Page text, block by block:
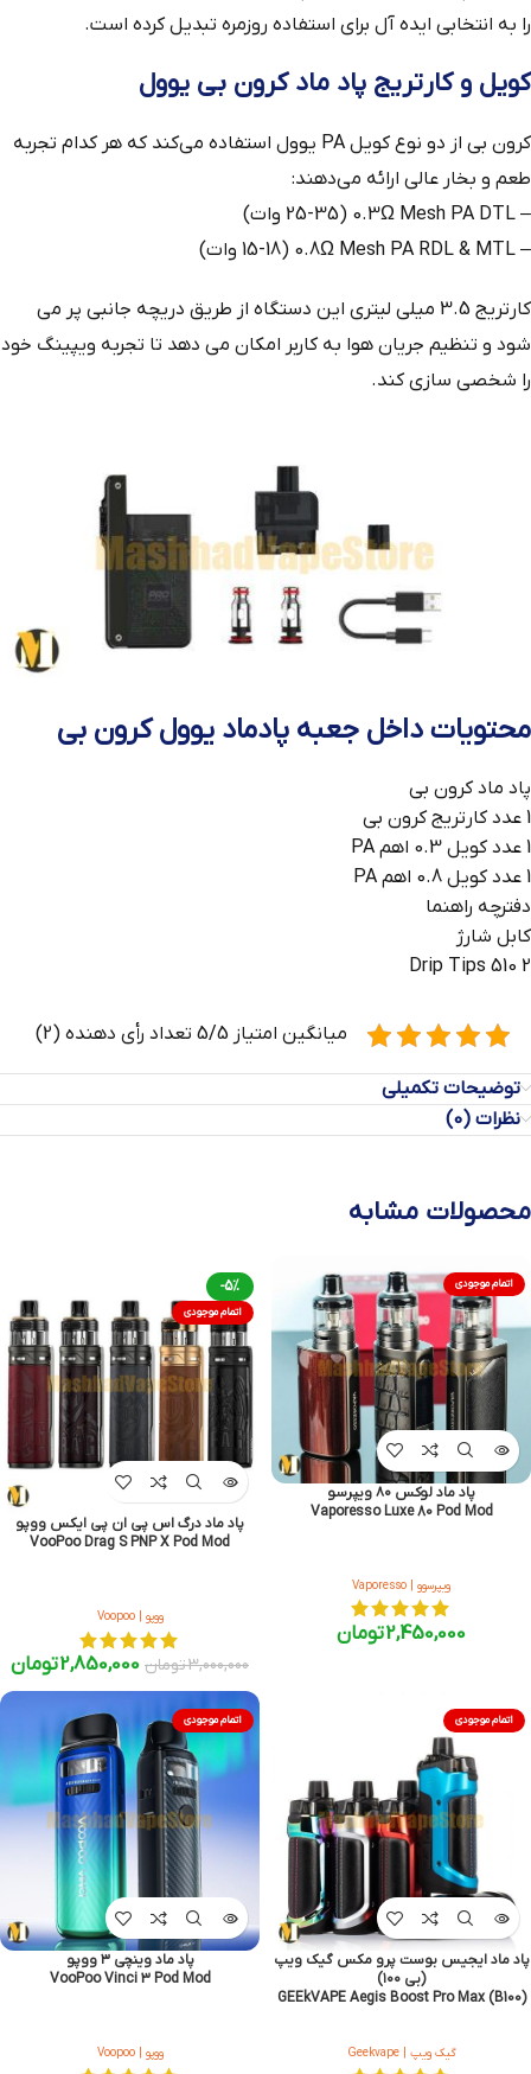
را به انتخابی ایده‌ آل برای استفاده روزمره تبدیل کرده است.
کویل و کارتریج پاد ماد کرون بی یوول
کرون بی از دو نوع کویل PA یوول استفاده می‌کند که هر کدام تجربه
طعم و بخار عالی ارائه می‌دهند:
– 0.3Ω Mesh PA DTL (25-35 وات)
– 0.8Ω Mesh PA RDL & MTL (15-18 وات)
کارتریج 3.5 میلی‌ لیتری این دستگاه از طریق دریچه جانبی پر می‌
شود و تنظیم جریان هوا به کاربر امکان می‌ دهد تا تجربه ویپینگ خود
را شخصی‌ سازی کند.
محتویات داخل جعبه پادماد یوول کرون بی
پاد ماد کرون بی
1 عدد کارتریج کرون بی
1 عدد کویل 0.3 اهم PA
1 عدد کویل 0.8 اهم PA
دفترچه راهنما
کابل شارژ
2 510 Drip Tips
میانگین امتیاز 5/5 تعداد رأی دهنده (2)
توضیحات تکمیلی
نظرات (0)
محصولات مشابه
اتمام موجودی
پاد ماد لوکس ۸۰ ویپرسو
Vaporesso Luxe 80 Pod Mod
ویپرسوو | Vaporesso
2,450,000تومان
-5%
اتمام موجودی
پاد ماد درگ اس پی ان پی ایکس ووپو
VooPoo Drag S PNP X Pod Mod
ووپو | Voopoo
3,000,000تومان 2,850,000تومان
اتمام موجودی
پاد ماد ایجیس بوست پرو مکس گیک ویپ
(بی ۱۰۰)
GEEkVAPE Aegis Boost Pro Max (B100)
گیک ویپ | Geekvape
اتمام موجودی
پاد ماد وینچی ۳ ووپو
VooPoo Vinci 3 Pod Mod
ووپو | Voopoo